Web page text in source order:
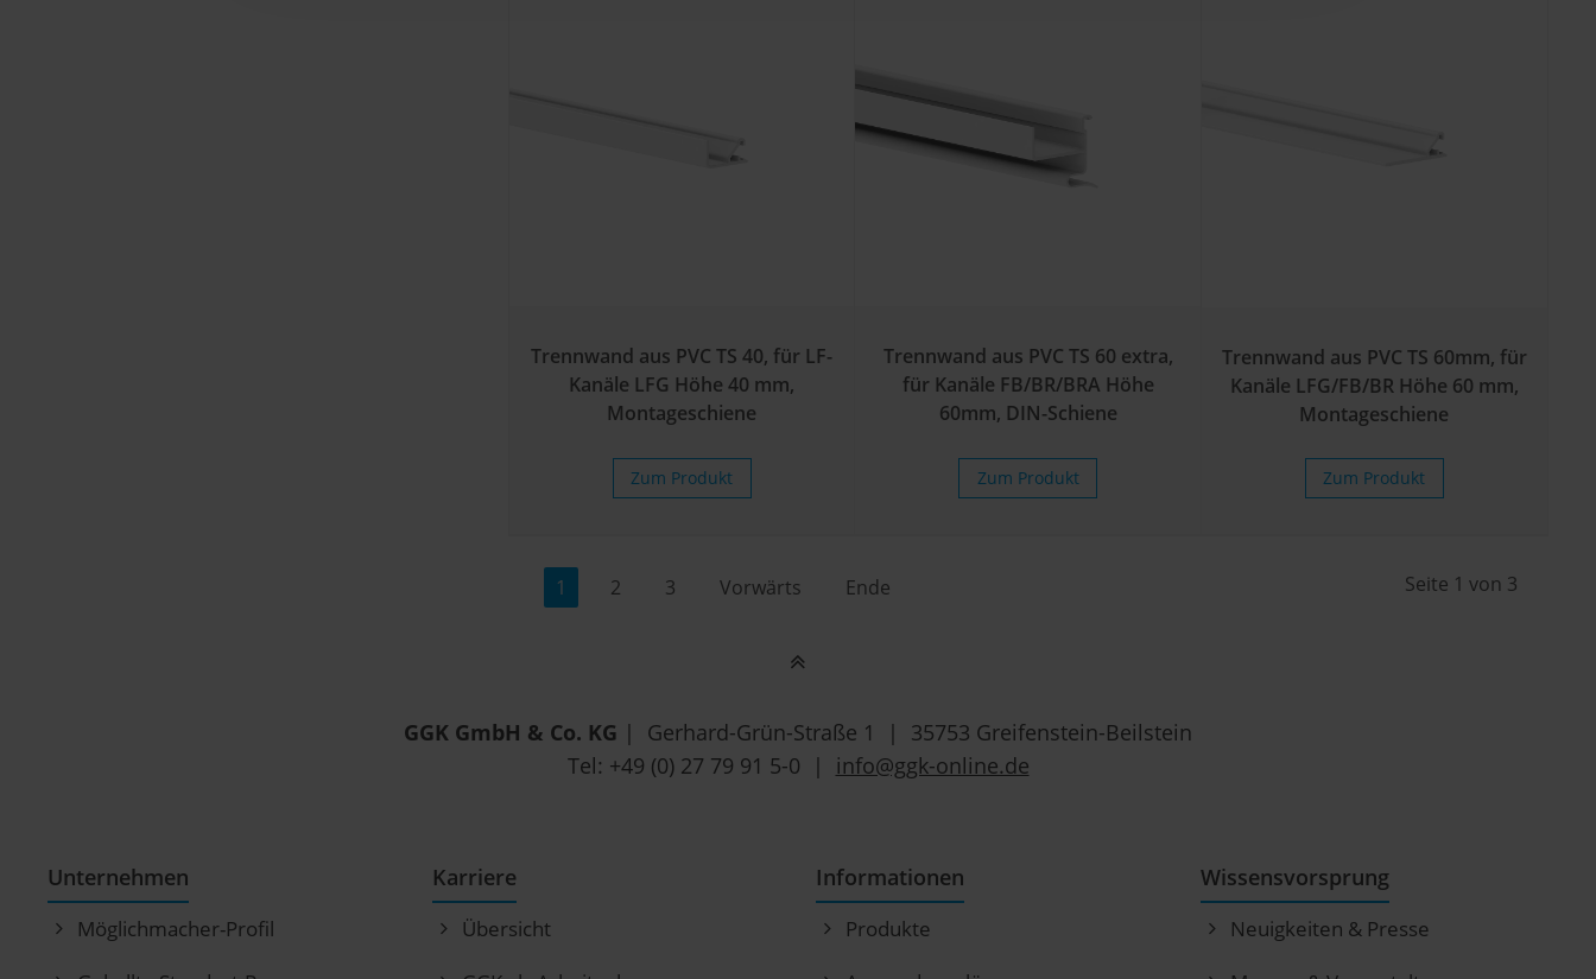
Trennwand aus PVC TS 40, für LF-
Kanäle LFG Höhe 40 mm,
Montageschiene
Zum Produkt
Trennwand aus PVC TS 60 extra,
für Kanäle FB/BR/BRA Höhe
60mm, DIN-Schiene
Zum Produkt
Trennwand aus PVC TS 60mm, für
Kanäle LFG/FB/BR Höhe 60 mm,
Montageschiene
Zum Produkt
Seite 1 von 3
1 2 3 Vorwärts Ende
GGK GmbH & Co. KG | Gerhard-Grün-Straße 1 | 35753 Greifenstein-Beilstein
Tel: +49 (0) 27 79 91 5-0 |
info@ggk-online.de
Unternehmen
Möglichmacher-Profil
Karriere
Übersicht
Informationen
Produkte
Wissensvorsprung
Neuigkeiten & Presse